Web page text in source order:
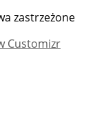
zastrzeżone
Customizr